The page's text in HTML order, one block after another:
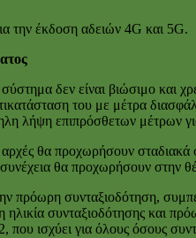
την έκδοση αδειών 4G και 5G.
δεν είναι βιώσιμο
του με μέτρα
λήψη επιπρόσθετων μέτρων
θα προχωρήσουν
θα προχωρήσουν στην
πρόωρη συνταξιοδότηση,
συνταξιοδότησης και
ισχύει για όλους όσους